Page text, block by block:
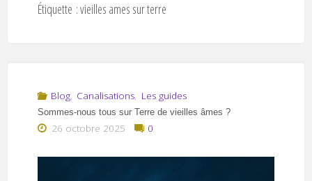
Étiquette :vieilles ames sur terre
Blog, Canalisations, Les guides
Sommes-nous tous sur Terre de vieilles âmes ?
26 octobre 2025 0